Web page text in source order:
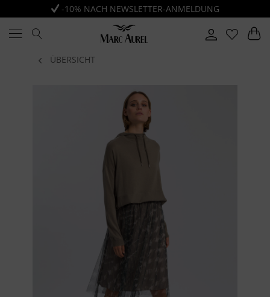
-10% NACH NEWSLETTER-ANMELDUNG
ÜBERSICHT